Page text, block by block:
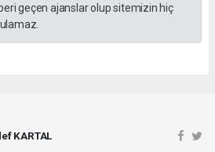
geçen ajanslar olup sitemizin hiç
KARTAL